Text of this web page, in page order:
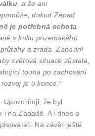
, a že ani
dokud Západ
je potřebná ochota
v kultu pozemského
a zrada. Západní
světová situace zůstala,
touha po zachování
je u konce.“
Upozorňuji, že byl
i na Západě. A i dnes o
Na závěr ještě